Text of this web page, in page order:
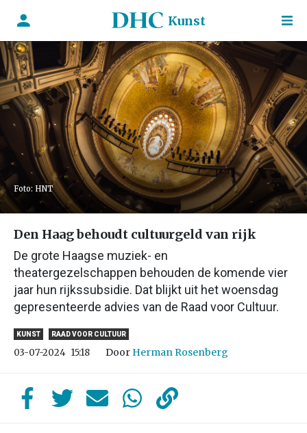
Kunst
Foto: HNT
Den Haag behoudt cultuurgeld van rijk
De grote Haagse muziek- en
theatergezelschappen behouden de komende vier
jaar hun rijkssubsidie. Dat blijkt uit het woensdag
gepresenteerde advies van de Raad voor Cultuur.
KUNST RAAD VOOR CULTUUR
03-07-2024 15:18 Door Herman Rosenberg